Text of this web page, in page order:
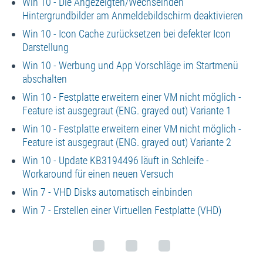
Hintergrundbilder am Anmeldebildschirm deaktivieren
Win 10 - Icon Cache zurücksetzen bei defekter Icon
Darstellung
Win 10 - Werbung und App Vorschläge im Startmenü
abschalten
Win 10 - Festplatte erweitern einer VM nicht möglich -
Feature ist ausgegraut (ENG. grayed out) Variante 1
Win 10 - Festplatte erweitern einer VM nicht möglich -
Feature ist ausgegraut (ENG. grayed out) Variante 2
Win 10 - Update KB3194496 läuft in Schleife -
Workaround für einen neuen Versuch
Win 7 - VHD Disks automatisch einbinden
Win 7 - Erstellen einer Virtuellen Festplatte (VHD)